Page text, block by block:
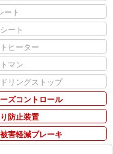
ート
ート
ヒーター
マン
リングストップ
ズコントロール
防止装置
害軽減ブレーキ